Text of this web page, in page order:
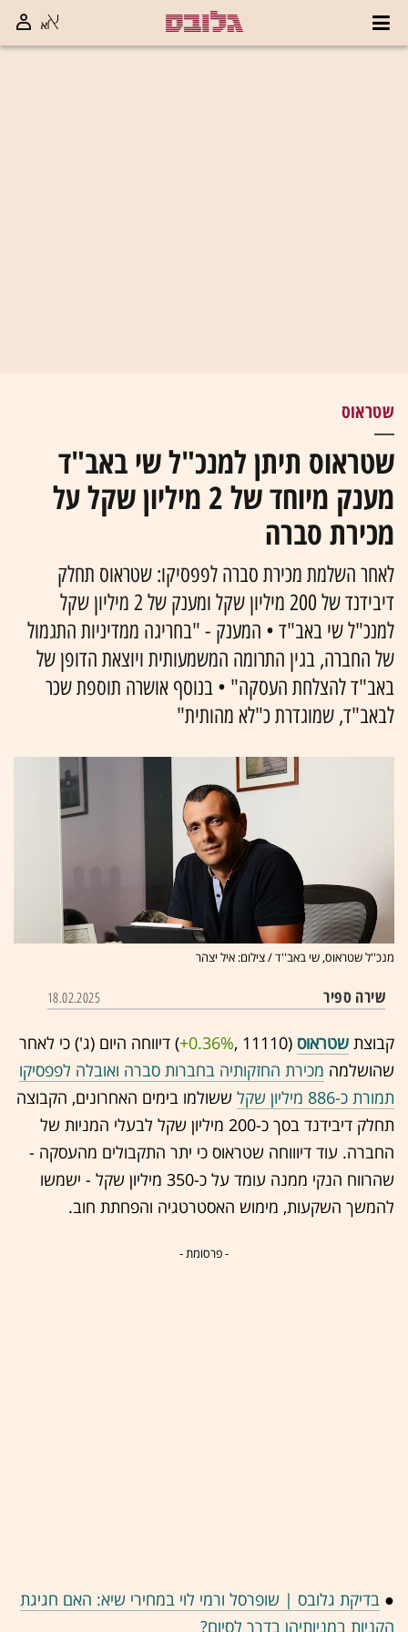
שטראוס
שטראוס תיתן למנכ"ל שי באב"ד
מענק מיוחד של 2 מיליון שקל על
מכירת סברה
לאחר השלמת מכירת סברה לפפסיקו: שטראוס תחלק
דיבידנד של 200 מיליון שקל ומענק של 2 מיליון שקל
למנכ"ל שי באב"ד • המענק - "בחריגה ממדיניות התגמול
של החברה, בגין התרומה המשמעותית ויוצאת הדופן של
באב"ד להצלחת העסקה" • בנוסף אושרה תוספת שכר
לבאב"ד, שמוגדרת כ"לא מהותית"
מנכ''ל שטראוס, שי באב''ד / צילום: איל יצהר
שירה ספיר 18.02.2025
קבוצת שטראוס (11110 ,‎
+0.36%‏) דיווחה היום (ג') כי לאחר
שהושלמה מכירת החזקותיה בחברות סברה ואובלה לפפסיקו
תמורת כ-886 מיליון שקל
ששולמו בימים האחרונים, הקבוצה
תחלק דיבידנד בסך כ-200 מיליון שקל לבעלי המניות של
החברה. עוד דיוווחה שטראוס כי יתר התקבולים מהעסקה -
שהרווח הנקי ממנה עומד על כ-350 מיליון שקל - ישמשו
להמשך השקעות, מימוש האסטרטגיה והפחתת חוב.
- פרסומת -
● בדיקת גלובס | שופרסל ורמי לוי במחירי שיא: האם חגיגת
הקניות במניותיהן בדרך לסיום?